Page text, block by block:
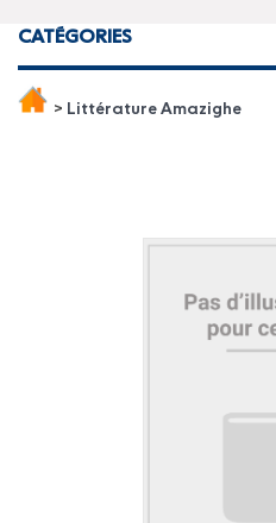
CATÉGORIES
> Littérature Amazighe